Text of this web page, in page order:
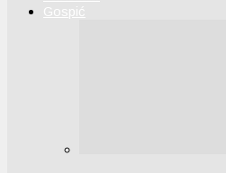
Gospić